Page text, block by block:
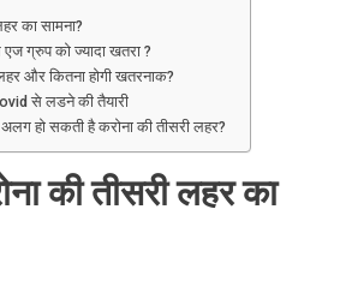
का सामना?
ग्रुप को ज्यादा खतरा ?
और कितना होगी खतरनाक?
से लडने की तैयारी
हो सकती है करोना की तीसरी लहर?
की तीसरी लहर का